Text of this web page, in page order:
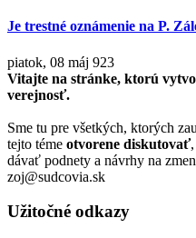
Je trestné oznámenie na P.
piatok, 08 máj 923
Vitajte na stránke, ktorú
verejnosť.
Sme tu pre všetkých, ktorých
tejto téme otvorene diskutovať
dávať podnety a návrhy na
zoj@sudcovia.sk
Užitočné odkazy